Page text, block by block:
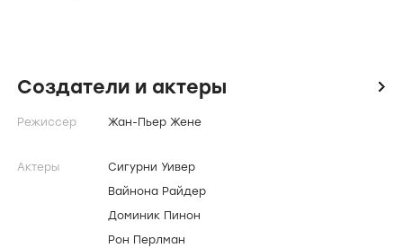
Создатели и актеры icon
Режиссер Жан-Пьер Жене
Актеры
Сигурни Уивер
Вайнона Райдер
Доминик Пинон
Рон Перлман